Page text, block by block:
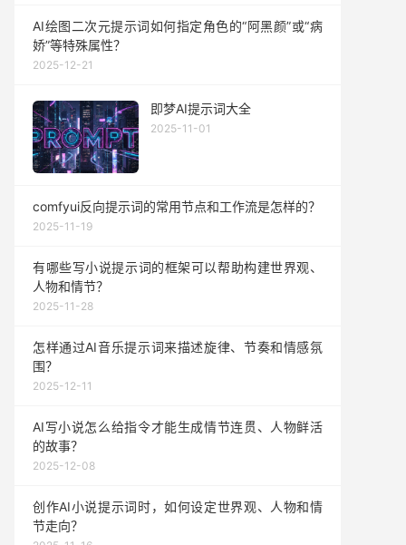
AI绘图二次元提示词如何指定角色的“阿黑颜”或“病
娇”等特殊属性？
2025-12-21
即梦AI提示词大全
2025-11-01
comfyui反向提示词的常用节点和工作流是怎样的？
2025-11-19
有哪些写小说提示词的框架可以帮助构建世界观、
人物和情节？
2025-11-28
怎样通过AI音乐提示词来描述旋律、节奏和情感氛
围？
2025-12-11
AI写小说怎么给指令才能生成情节连贯、人物鲜活
的故事？
2025-12-08
创作AI小说提示词时，如何设定世界观、人物和情
节走向？